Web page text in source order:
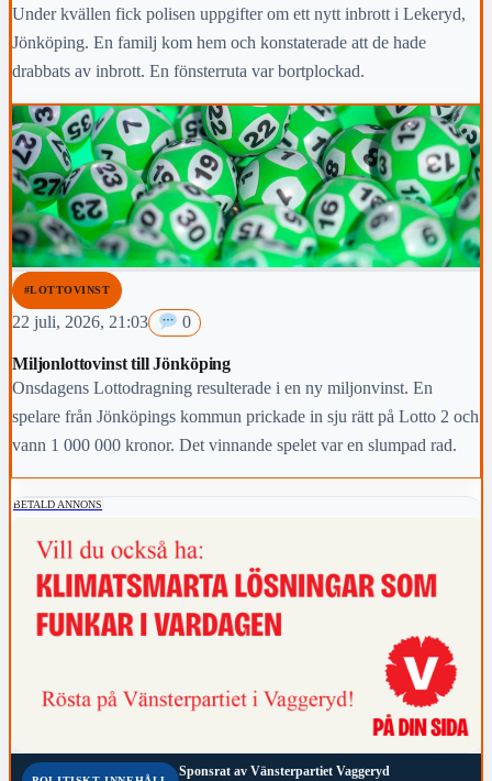
Under kvällen fick polisen uppgifter om ett nytt inbrott i Lekeryd,
Jönköping. En familj kom hem och konstaterade att de hade
drabbats av inbrott. En fönsterruta var bortplockad.
#LOTTOVINST
22 juli, 2026, 21:03 0
Miljonlottovinst till Jönköping
Onsdagens Lottodragning resulterade i en ny miljonvinst. En
spelare från Jönköpings kommun prickade in sju rätt på Lotto 2 och
vann 1 000 000 kronor. Det vinnande spelet var en slumpad rad.
BETALD ANNONS
Sponsrat av Vänsterpartiet Vaggeryd